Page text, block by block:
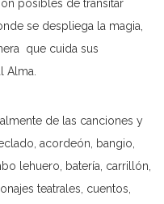
posibles de transitar
se despliega la magia,
que cuida sus
Alma.
de las canciones y
acordeón, bangio,
lehuero, batería, carrillón,
teatrales, cuentos,